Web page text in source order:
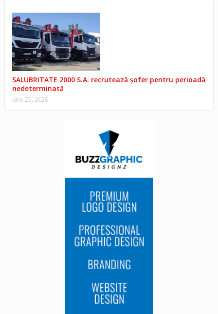
SALUBRITATE 2000 S.A. recrutează șofer pentru perioadă
nedeterminată
iulie 25, 2026